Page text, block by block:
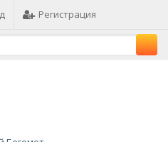
Регистрация